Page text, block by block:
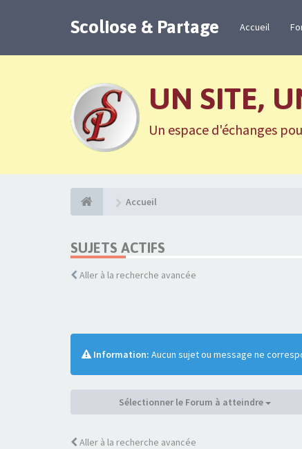
Scoliose & Partage Accueil
UN SITE,
Un espace d'échanges
Accueil
SUJETS ACTIFS
Aller à la recherche avancée
Information: Aucun sujet ou message ne
Sélectionner le Forum à atteindre
Aller à la recherche avancée